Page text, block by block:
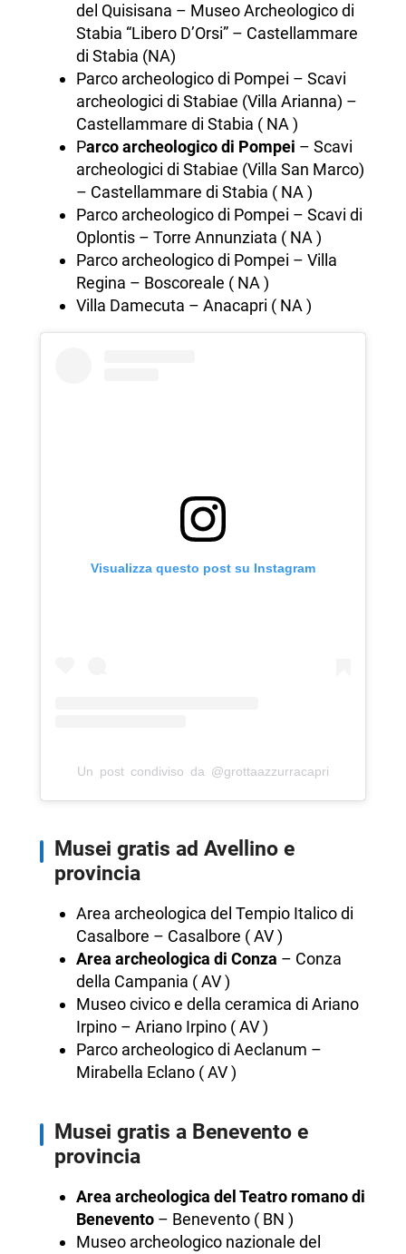
del Quisisana – Museo Archeologico di
Stabia “Libero D’Orsi” – Castellammare
di Stabia (NA)
Parco archeologico di Pompei – Scavi
archeologici di Stabiae (Villa Arianna) –
Castellammare di Stabia ( NA )
Parco archeologico di Pompei – Scavi
archeologici di Stabiae (Villa San Marco)
– Castellammare di Stabia ( NA )
Parco archeologico di Pompei – Scavi di
Oplontis – Torre Annunziata ( NA )
Parco archeologico di Pompei – Villa
Regina – Boscoreale ( NA )
Villa Damecuta – Anacapri ( NA )
Visualizza questo post su Instagram
Un post condiviso da @grottaazzurracapri
Musei gratis ad Avellino e
provincia
Area archeologica del Tempio Italico di
Casalbore – Casalbore ( AV )
Area archeologica di Conza – Conza
della Campania ( AV )
Museo civico e della ceramica di Ariano
Irpino – Ariano Irpino ( AV )
Parco archeologico di Aeclanum –
Mirabella Eclano ( AV )
Musei gratis a Benevento e
provincia
Area archeologica del Teatro romano di
Benevento– Benevento ( BN )
Museo archeologico nazionale del